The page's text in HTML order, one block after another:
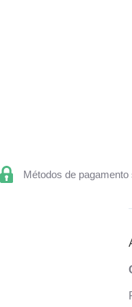
Métodos de pagamento